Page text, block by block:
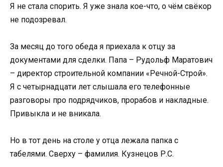
Я не стала спорить. Я уже знала кое-что, о чём свёкор
не подозревал.
За месяц до того обеда я приехала к отцу за
документами для сделки. Папа – Рудольф Маратович
– директор строительной компании «Речной-Строй».
Я с четырнадцати лет слышала его телефонные
разговоры про подрядчиков, прорабов и накладные.
Привыкла и не вникала.
Но в тот день на столе у отца лежала папка с
табелями. Сверху – фамилия. Кузнецов Р.С.